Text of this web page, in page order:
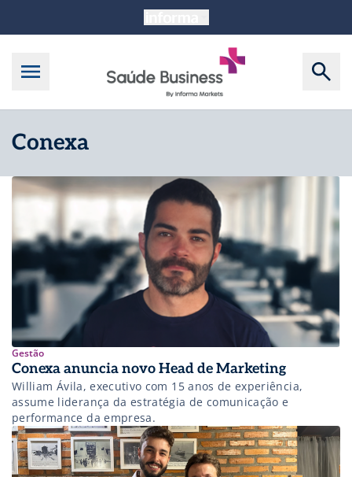
Conexa
Gestão
Conexa anuncia novo Head de Marketing
William Ávila, executivo com 15 anos de experiência,
assume liderança da estratégia de comunicação e
performance da empresa.